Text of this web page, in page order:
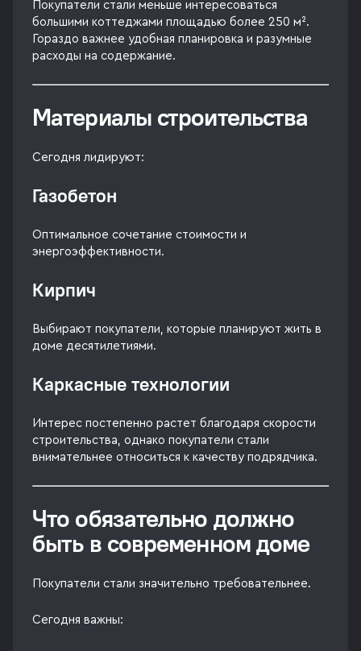
Покупатели стали меньше интересоваться
большими коттеджами площадью более 250 м².
Гораздо важнее удобная планировка и разумные
расходы на содержание.
Материалы строительства
Сегодня лидируют:
Газобетон
Оптимальное сочетание стоимости и
энергоэффективности.
Кирпич
Выбирают покупатели, которые планируют жить в
доме десятилетиями.
Каркасные технологии
Интерес постепенно растет благодаря скорости
строительства, однако покупатели стали
внимательнее относиться к качеству подрядчика.
Что обязательно должно
быть в современном доме
Покупатели стали значительно требовательнее.
Сегодня важны: